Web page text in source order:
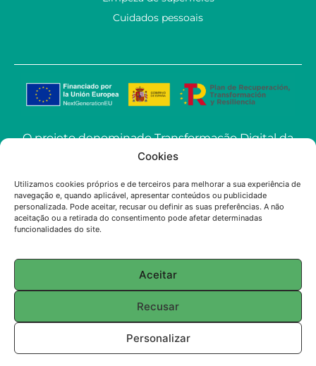
Cookies
Utilizamos cookies próprios e de terceiros para melhorar a sua experiência de
navegação e, quando aplicável, apresentar conteúdos ou publicidade
personalizada. Pode aceitar, recusar ou definir as suas preferências. A não
aceitação ou a retirada do consentimento pode afetar determinadas
funcionalidades do site.
Aceitar
Recusar
Personalizar
Cuidados pessoais
O projeto denominado Transformação Digital da
ECOSoluciones Químicas através de Soluções
ECOSOLUCIONES QUÍMICAS S.L. foi financiado
pela União Europeia-NextGenerationEU no
âmbito do convite à apresentação de propostas
aplicada à indústria na Comunidade de Madrid.
Inglês
Português
Español(Espanhol)